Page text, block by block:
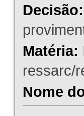
Decisão:
Matéria:
ressarc/
Nome